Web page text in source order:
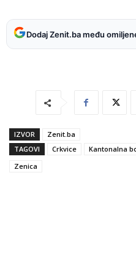
Dodaj Zenit.ba među
IZVOR
Zenit.ba
TAGOVI
Crkvice Kantonalna
Zenica